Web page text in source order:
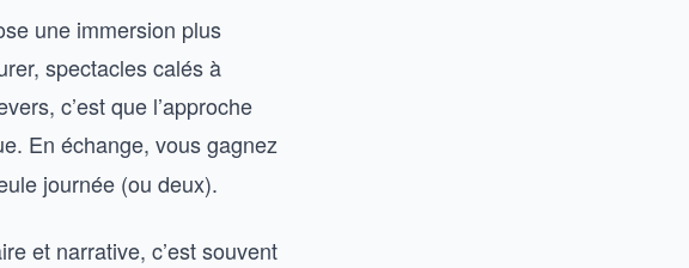
une immersion plus
spectacles calés à
c’est que l’approche
En échange, vous gagnez
journée (ou deux).
et narrative, c’est souvent